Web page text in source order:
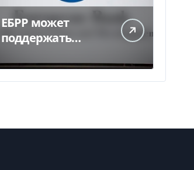
ЕБРР может
поддержать
украинского
бизнеса на 300 млн